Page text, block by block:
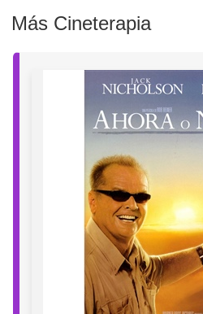
Más Cineterapia